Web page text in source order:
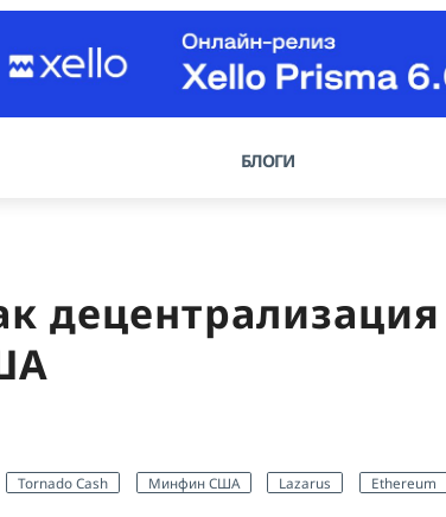
БЛОГИ
Tornado Cash Минфин США Lazarus Ethereum